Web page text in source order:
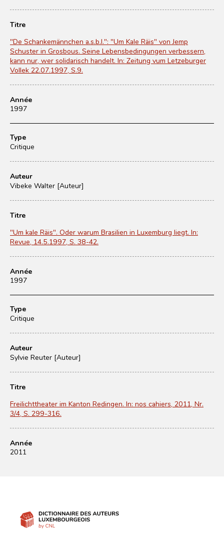
Titre
"De Schankemännchen a.s.b.l.": "Um Kale Räis" von Jemp
Schuster in Grosbous. Seine Lebensbedingungen verbessern,
kann nur, wer solidarisch handelt. In: Zeitung vum Letzeburger
Vollek 22.07.1997, S.9.
Année
1997
Type
Critique
Auteur
Vibeke Walter [Auteur]
Titre
"Um kale Räis". Oder warum Brasilien in Luxemburg liegt. In:
Revue, 14.5.1997, S. 38-42.
Année
1997
Type
Critique
Auteur
Sylvie Reuter [Auteur]
Titre
Freilichttheater im Kanton Redingen. In: nos cahiers, 2011, Nr.
3/4, S. 299-316.
Année
2011